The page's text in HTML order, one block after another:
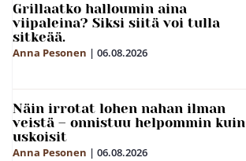
Grillaatko halloumin aina
viipaleina? Siksi siitä voi tulla
sitkeää.
Anna Pesonen | 06.08.2026
Näin irrotat lohen nahan ilman
veistä – onnistuu helpommin kuin
uskoisit
Anna Pesonen | 06.08.2026